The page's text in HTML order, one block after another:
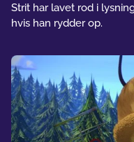
Strit har lavet rod i
hvis han rydder op.